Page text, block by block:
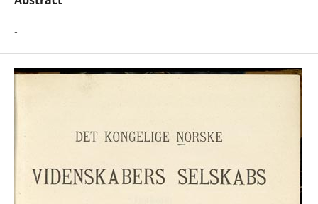
-